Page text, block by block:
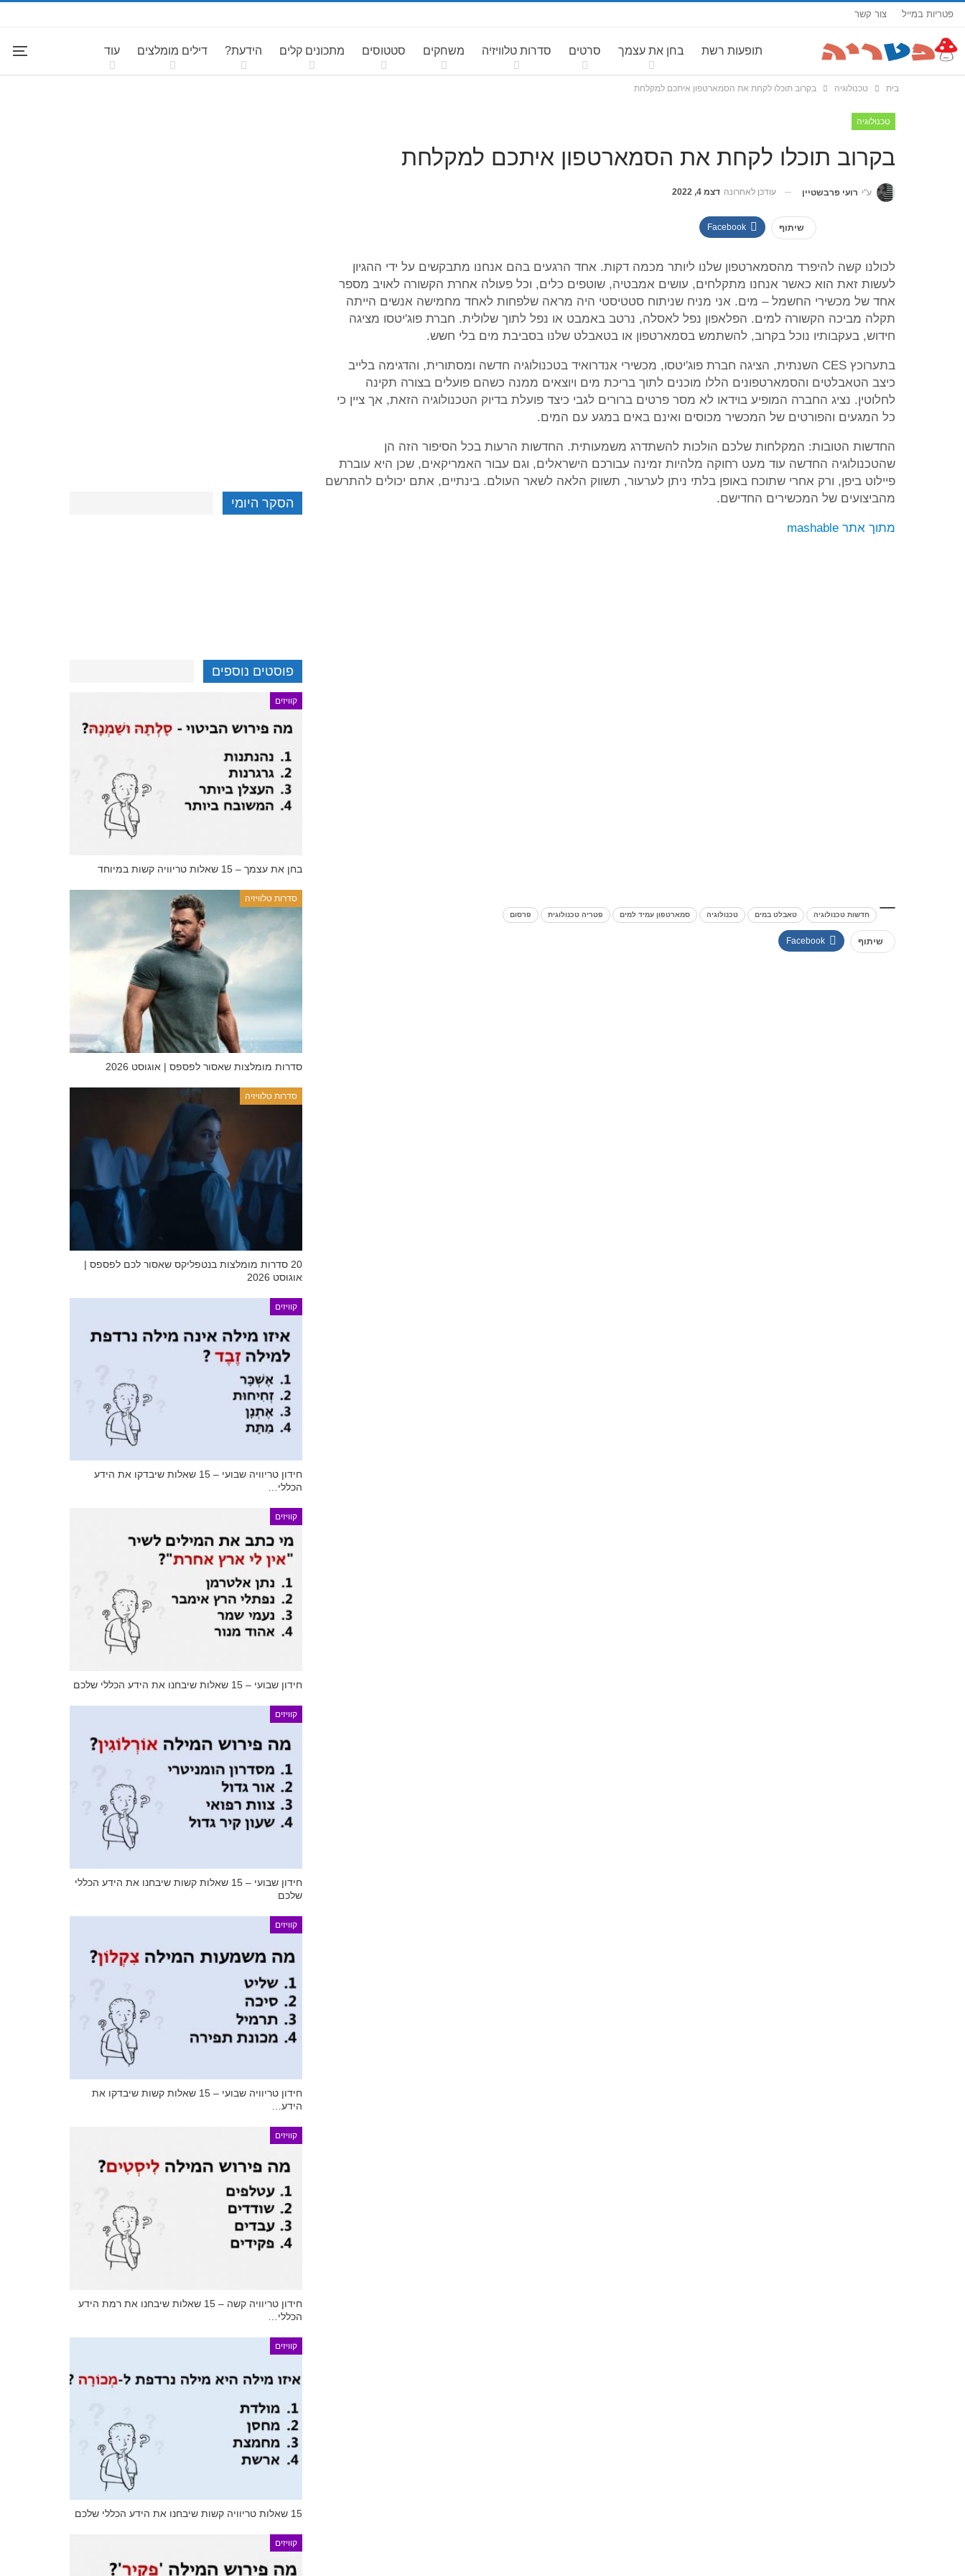
פטריות במייל צור קשר
תופעות רשת בחן את עצמך סרטים סדרות טלוויזיה משחקים סטטוסים מתכונים קלים הידעת? דילים מומלצים עוד
בית טכנולוגיה בקרוב תוכלו לקחת את הסמארטפון איתכם למקלחת
טכנולוגיה
בקרוב תוכלו לקחת את הסמארטפון איתכם למקלחת
ע"י רועי פרבשטיין עודכן לאחרונה דצמ 4, 2022
שיתוף Facebook
לכולנו קשה להיפרד מהסמארטפון שלנו ליותר מכמה דקות. אחד הרגעים בהם אנחנו מתבקשים על ידי ההגיון
לעשות זאת הוא כאשר אנחנו מתקלחים, עושים אמבטיה, שוטפים כלים, וכל פעולה אחרת הקשורה לאויב מספר
אחד של מכשירי החשמל – מים. אני מניח שניתוח סטטיסטי היה מראה שלפחות לאחד מחמישה אנשים הייתה
תקלה מביכה הקשורה למים. הפלאפון נפל לאסלה, נרטב באמבט או נפל לתוך שלולית. חברת פוג'יטסו מציגה
חידוש, בעקבותיו נוכל בקרוב, להשתמש בסמארטפון או בטאבלט שלנו בסביבת מים בלי חשש.
בתערוכץ CES השנתית, הציגה חברת פוג'יטסו, מכשירי אנדרואיד בטכנולוגיה חדשה ומסתורית, והדגימה בלייב
כיצב הטאבלטים והסמארטפונים הללו מוכנים לתוך בריכת מים ויוצאים ממנה כשהם פועלים בצורה תקינה
לחלוטין. נציג החברה המופיע בוידאו לא מסר פרטים ברורים לגבי כיצד פועלת בדיוק הטכנולוגיה הזאת, אך ציין כי
כל המגעים והפורטים של המכשיר מכוסים ואינם באים במגע עם המים.
החדשות הטובות: המקלחות שלכם הולכות להשתדרג משמעותית. החדשות הרעות בכל הסיפור הזה הן
שהטכנולוגיה החדשה עוד מעט רחוקה מלהיות זמינה עבורכם הישראלים, וגם עבור האמריקאים, שכן היא עוברת
פיילוט ביפן, ורק אחרי שתוכח באופן בלתי ניתן לערעור, תשווק הלאה לשאר העולם. בינתיים, אתם יכולים להתרשם
מהביצועים של המכשירים החדישם.
מתוך אתר mashable
חדשות טכנולוגיה טאבלט במים טכנולוגיה סמארטפון עמיד למים פטריה טכנולוגית פרסום
שיתוף Facebook
הסקר היומי
פוסטים נוספים
קוויזים
בחן את עצמך – 15 שאלות טריוויה קשות במיוחד
סדרות טלוויזיה
סדרות מומלצות שאסור לפספס | אוגוסט 2026
סדרות טלוויזיה
20 סדרות מומלצות בנטפליקס שאסור לכם לפספס |
אוגוסט 2026
קוויזים
חידון טריוויה שבועי – 15 שאלות שיבדקו את הידע
הכללי…
קוויזים
חידון שבועי – 15 שאלות שיבחנו את הידע הכללי שלכם
קוויזים
חידון שבועי – 15 שאלות קשות שיבחנו את הידע הכללי
שלכם
קוויזים
חידון טריוויה שבועי – 15 שאלות קשות שיבדקו את
הידע…
קוויזים
חידון טריוויה קשה – 15 שאלות שיבחנו את רמת הידע
הכללי…
קוויזים
15 שאלות טריוויה קשות שיבחנו את הידע הכללי שלכם
קוויזים